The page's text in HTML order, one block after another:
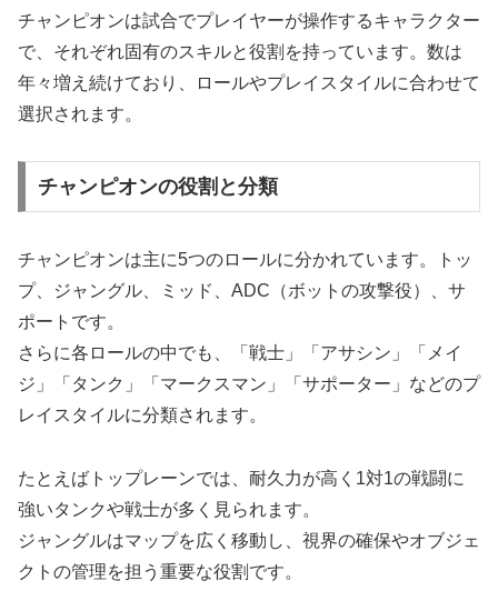
チャンピオンは試合でプレイヤーが操作するキャラクター
で、それぞれ固有のスキルと役割を持っています。数は
年々増え続けており、ロールやプレイスタイルに合わせて
選択されます。
チャンピオンの役割と分類
チャンピオンは主に5つのロールに分かれています。トッ
プ、ジャングル、ミッド、ADC（ボットの攻撃役）、サ
ポートです。
さらに各ロールの中でも、「戦士」「アサシン」「メイ
ジ」「タンク」「マークスマン」「サポーター」などのプ
レイスタイルに分類されます。
たとえばトップレーンでは、耐久力が高く1対1の戦闘に
強いタンクや戦士が多く見られます。
ジャングルはマップを広く移動し、視界の確保やオブジェ
クトの管理を担う重要な役割です。